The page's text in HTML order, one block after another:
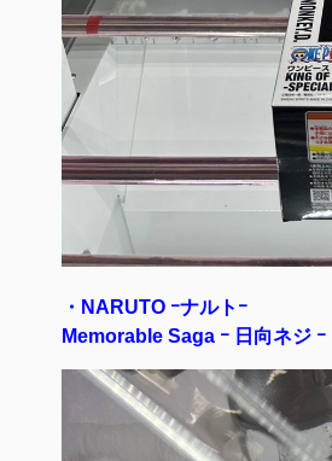
・NARUTO ｰナルトｰ
Memorable Saga ｰ 日向ネジ ｰ